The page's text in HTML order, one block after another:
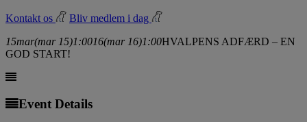
Kontakt os
Bliv medlem i dag
15mar(mar 15)1:0016(mar 16)1:00HVALPENS ADFÆRD – EN
GOD START!
Event Details